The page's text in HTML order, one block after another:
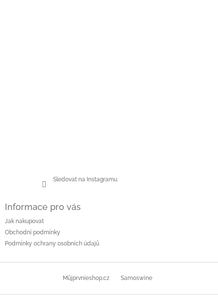
Sledovat na Instagramu
Informace pro vás
Jak nakupovat
Obchodní podmínky
Podmínky ochrany osobních údajů
Můjprvníeshop.cz Samoswine